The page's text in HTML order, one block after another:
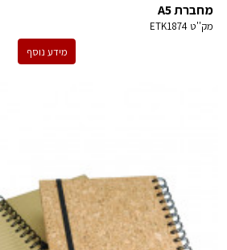
מחברת A5
מק''טETK1874
מידע נוסף